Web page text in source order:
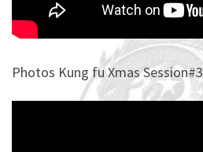
Photos Kung fu Xmas Session#3